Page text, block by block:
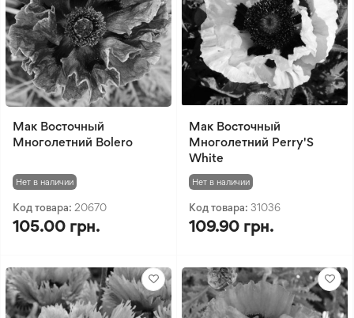
Мак Восточный
Многолетний Bolero
Нет в наличии
Код товара: 20670
105.00 грн.
Мак Восточный
Многолетний Perry'S
White
Нет в наличии
Код товара: 31036
109.90 грн.